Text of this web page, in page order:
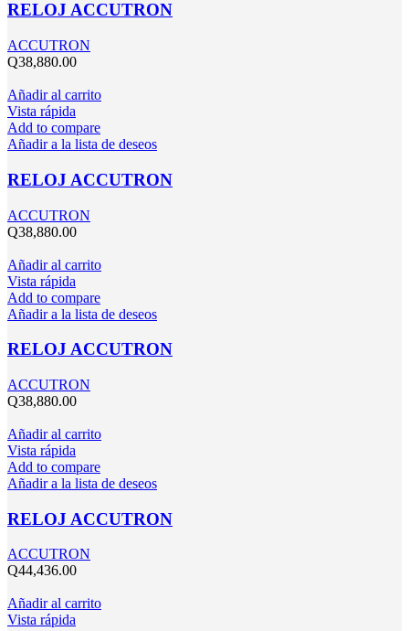
RELOJ ACCUTRON
ACCUTRON
Q38,880.00
Añadir al carrito
Vista rápida
Add to compare
Añadir a la lista de deseos
RELOJ ACCUTRON
ACCUTRON
Q38,880.00
Añadir al carrito
Vista rápida
Add to compare
Añadir a la lista de deseos
RELOJ ACCUTRON
ACCUTRON
Q38,880.00
Añadir al carrito
Vista rápida
Add to compare
Añadir a la lista de deseos
RELOJ ACCUTRON
ACCUTRON
Q44,436.00
Añadir al carrito
Vista rápida